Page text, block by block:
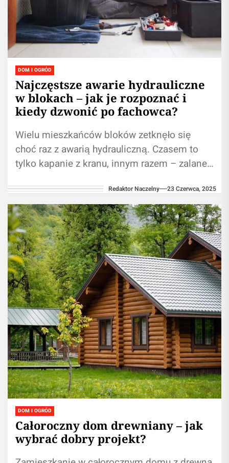
DOM I OGRÓD
Najczęstsze awarie hydrauliczne
w blokach – jak je rozpoznać i
kiedy dzwonić po fachowca?
Wielu mieszkańców bloków zetknęło się
choć raz z awarią hydrauliczną. Czasem to
tylko kapanie z kranu, innym razem – zalane
Redaktor Naczelny 23 Czerwca, 2025
DOM I OGRÓD
Całoroczny dom drewniany – jak
wybrać dobry projekt?